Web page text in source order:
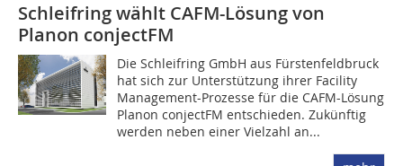
Schleifring wählt CAFM-Lösung von
Planon conjectFM
Die Schleifring GmbH aus Fürstenfeldbruck
hat sich zur Unterstützung ihrer Facility
Management-Prozesse für die CAFM-Lösung
Planon conjectFM entschieden. Zukünftig
werden neben einer Vielzahl an...